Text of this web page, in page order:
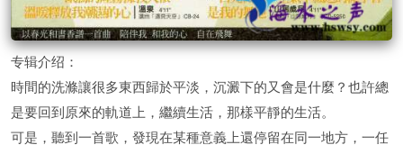
专辑介绍：
時間的洗滌讓很多東西歸於平淡，沉澱下的又會是什麼？也許總
是要回到原來的軌道上，繼續生活，那樣平靜的生活。
可是，聽到一首歌，發現在某種意義上還停留在同一地方，一任